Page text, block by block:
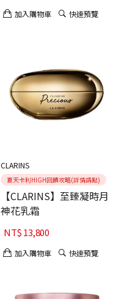
加入購物車 快速預覽
CLARINS
夏天卡利HIGH回饋攻略(詳情請點)
【CLARINS】至臻凝時月
神花乳霜
NT$13,800
加入購物車 快速預覽